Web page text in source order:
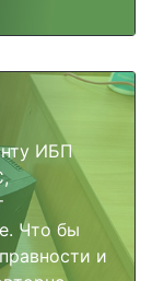
ИБП
Что бы
и